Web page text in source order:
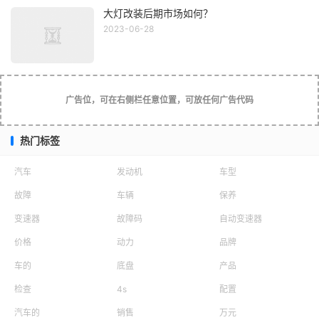
为近光灯。如对方车辆使用了远光灯，你可以通过快速变换
远近光来提醒来车的司机。
启远光灯或雾灯。
4、雪铁龙爱丽舍开启远光灯需要一个前提条件：开启
远光灯的。不过，往里拨动拨杆闪动一次远光灯则没有限制
条件，即使在关闭车灯的状态下也可以操作。
广告位，电脑和手机可分别设置，可放任何广告代码
大灯改装后期市场如何？
2023-06-28
广告位，可在右侧栏任意位置，可放任何广告代码
热门标签
汽车 发动机 车型
故障 车辆 保养
变速器 故障码 自动变速器
价格 动力 品牌
车的 底盘 产品
检查 4s 配置
汽车的 销售 万元